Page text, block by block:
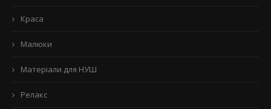
Краса
Малюки
Матеріали для НУШ
Релакс